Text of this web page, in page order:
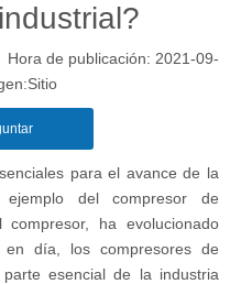
de publicación: 2021-09-
Sitio
para el avance de la
del compresor de
ha evolucionado
día, los compresores de
esencial de la industria